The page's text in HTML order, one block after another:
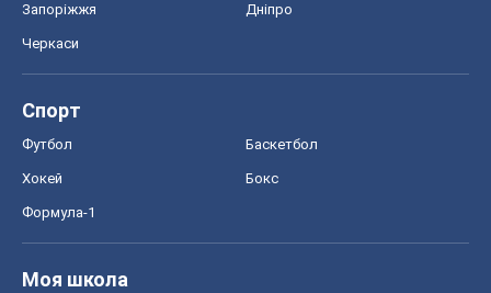
Запоріжжя Дніпро
Черкаси
Спорт
Футбол Баскетбол
Хокей Бокс
Формула-1
Моя школа